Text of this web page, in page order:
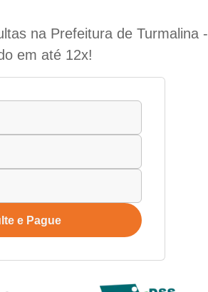
na Prefeitura de Turmalina -
em até 12x!
e Pague